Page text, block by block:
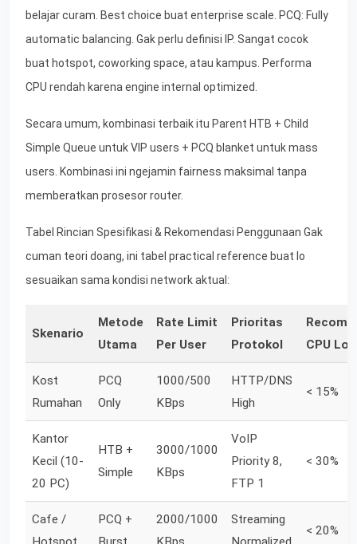
belajar curam. Best choice buat enterprise scale. PCQ: Fully
automatic balancing. Gak perlu definisi IP. Sangat cocok
buat hotspot, coworking space, atau kampus. Performa
CPU rendah karena engine internal optimized.
Secara umum, kombinasi terbaik itu Parent HTB + Child
Simple Queue untuk VIP users + PCQ blanket untuk mass
users. Kombinasi ini ngejamin fairness maksimal tanpa
memberatkan prosesor router.
Tabel Rincian Spesifikasi & Rekomendasi Penggunaan Gak
cuman teori doang, ini tabel practical reference buat lo
sesuaikan sama kondisi network aktual:
Skenario
Metode
Utama
Rate Limit
Per User
Prioritas
Protokol
CPU
Kost
Rumahan
PCQ
Only
1000/500
KBps
HTTP/DNS
High
< 15%
Kantor
Kecil (10-
20 PC)
HTB +
Simple
3000/1000
KBps
VoIP
Priority 8,
FTP 1
< 30%
Cafe /
PCQ +
2000/1000
Streaming
< 20%